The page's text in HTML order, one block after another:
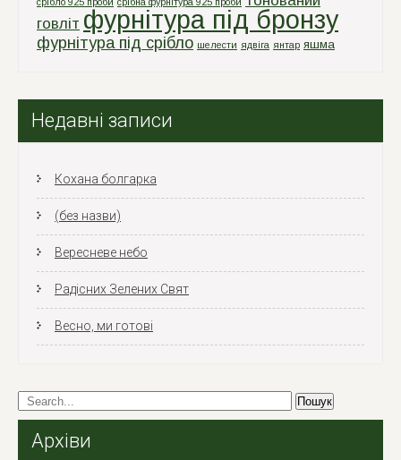
говліт фурнітура під бронзу
фурнітура під срібло шелести ядвіга янтар яшма
Недавні записи
Кохана болгарка
(без назви)
Вересневе небо
Радісних Зелених Свят
Весно, ми готові
Архіви